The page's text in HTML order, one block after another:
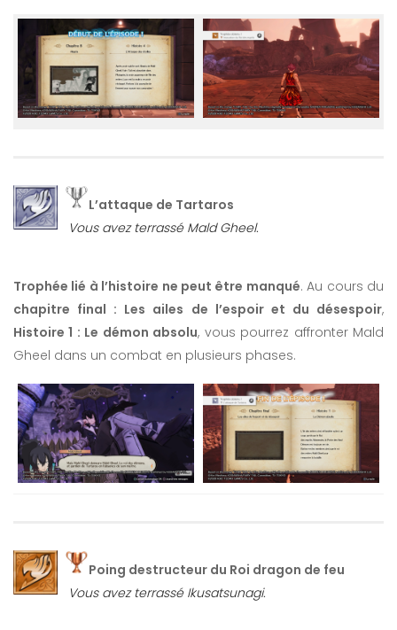
L’attaque de Tartaros
Vous avez terrassé Mald Gheel.
Trophée lié à l’histoire ne peut être manqué. Au cours du
chapitre final : Les ailes de l’espoir et du désespoir,
Histoire 1 : Le démon absolu, vous pourrez affronter Mald
Gheel dans un combat en plusieurs phases.
Poing destructeur du Roi dragon de feu
Vous avez terrassé Ikusatsunagi.